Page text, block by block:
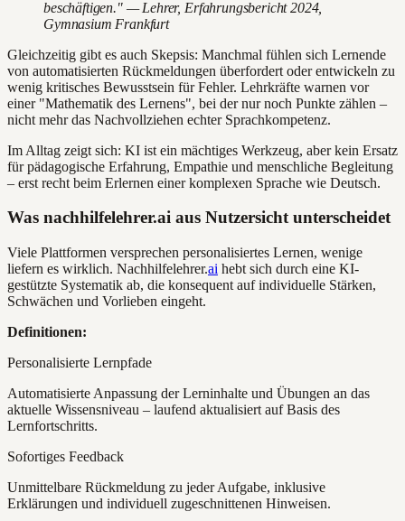
beschäftigen." — Lehrer, Erfahrungsbericht 2024,
Gymnasium Frankfurt
Gleichzeitig gibt es auch Skepsis: Manchmal fühlen sich Lernende
von automatisierten Rückmeldungen überfordert oder entwickeln zu
wenig kritisches Bewusstsein für Fehler. Lehrkräfte warnen vor
einer "Mathematik des Lernens", bei der nur noch Punkte zählen –
nicht mehr das Nachvollziehen echter Sprachkompetenz.
Im Alltag zeigt sich: KI ist ein mächtiges Werkzeug, aber kein Ersatz
für pädagogische Erfahrung, Empathie und menschliche Begleitung
– erst recht beim Erlernen einer komplexen Sprache wie Deutsch.
Was nachhilfelehrer.ai aus Nutzersicht unterscheidet
Viele Plattformen versprechen personalisiertes Lernen, wenige
liefern es wirklich. Nachhilfelehrer.ai hebt sich durch eine KI-
gestützte Systematik ab, die konsequent auf individuelle Stärken,
Schwächen und Vorlieben eingeht.
Definitionen:
Personalisierte Lernpfade
Automatisierte Anpassung der Lerninhalte und Übungen an das
aktuelle Wissensniveau – laufend aktualisiert auf Basis des
Lernfortschritts.
Sofortiges Feedback
Unmittelbare Rückmeldung zu jeder Aufgabe, inklusive
Erklärungen und individuell zugeschnittenen Hinweisen.